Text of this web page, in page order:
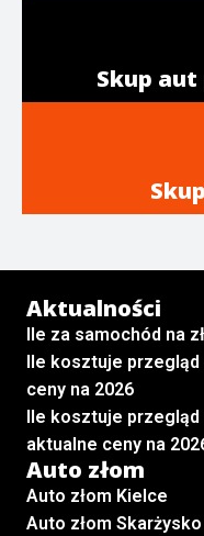
Skup
Aktualności
Ile za samochód na
Ile kosztuje
ceny na 2026
Ile kosztuje
aktualne ceny na
Auto złom
Auto złom Kielce
Auto złom